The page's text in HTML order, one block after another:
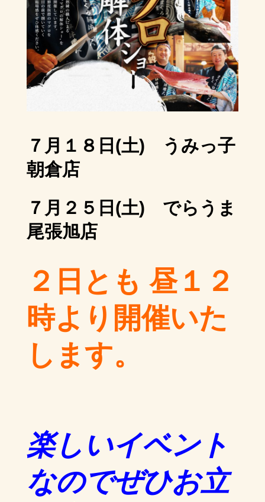
７月１８日(土) うみっ子
朝倉店
７月２５日(土) でらうま
尾張旭店
２日とも 昼１２
時より開催いた
します。
楽しいイベント
なのでぜひお立